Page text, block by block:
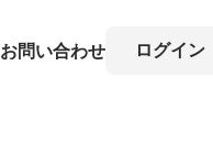
お問い合わせ ログイン